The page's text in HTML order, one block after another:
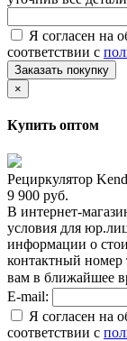
Я согласен на
соответствии с
Заказать покупку
×
Купить оптом
Рециркулятор
9 900 руб.
В интернет-
условия для
информации о
контактный номер
вам в ближайшее
E-mail:
Я согласен на
соответствии с